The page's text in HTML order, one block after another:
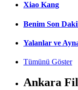
Xiao Kang
Benim Son
Yalanlar ve
Tümünü Göster
Ankara